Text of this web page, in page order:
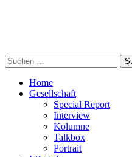
Suchen
nach:
Home
Gesellschaft
Special Report
Interview
Kolumne
Talkbox
Portrait